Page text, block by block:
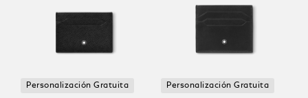
Personalización Gratuita Personalización Gratuita